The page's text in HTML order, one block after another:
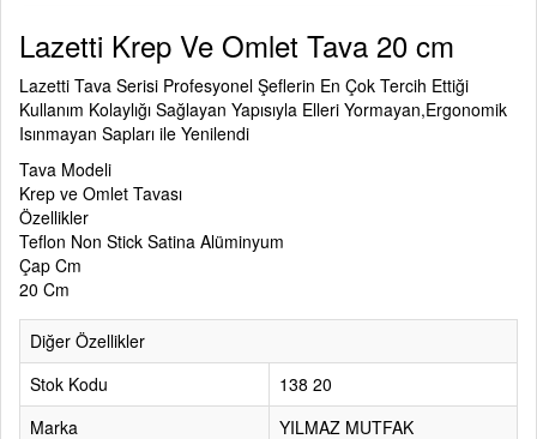
Lazetti Krep Ve Omlet Tava 20 cm
Lazetti Tava Serisi Profesyonel Şeflerin En Çok Tercih Ettiği
Kullanım Kolaylığı Sağlayan Yapısıyla Elleri Yormayan,Ergonomik
Isınmayan Sapları ile Yenilendi
Tava Modeli
Krep ve Omlet Tavası
Özellikler
Teflon Non Stick Satina Alüminyum
Çap Cm
20 Cm
Diğer Özellikler
Stok Kodu
138 20
Marka
YILMAZ MUTFAK